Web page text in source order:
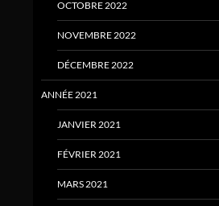
OCTOBRE 2022
NOVEMBRE 2022
DÉCEMBRE 2022
ANNÉE 2021
JANVIER 2021
FÉVRIER 2021
MARS 2021